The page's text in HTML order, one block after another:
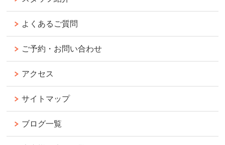
よくあるご質問
ご予約・お問い合わせ
アクセス
サイトマップ
ブログ一覧